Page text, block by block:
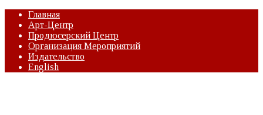
Главная
Арт-Центр
Продюсерский Центр
Организация Мероприятий
Издательство
English